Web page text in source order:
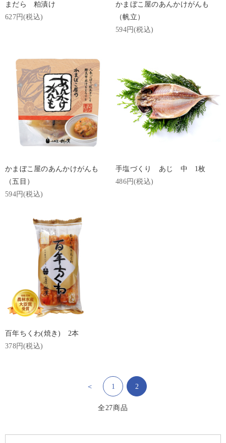
まだら 粕漬け
627円(税込)
かまぼこ屋のあんかけがんも
（帆立）
594円(税込)
かまぼこ屋のあんかけがんも
（五目）
594円(税込)
手塩づくり あじ 中 1枚
486円(税込)
百年ちくわ(焼き) 2本
378円(税込)
＜ 1 2
全27商品